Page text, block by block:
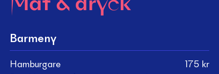
Mat & dryck
Barmeny
Hamburgare 175 kr